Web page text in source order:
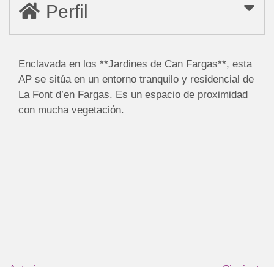
Perfil
Enclavada en los **Jardines de Can Fargas**, esta
AP se sitúa en un entorno tranquilo y residencial de
La Font d’en Fargas. Es un espacio de proximidad
con mucha vegetación.